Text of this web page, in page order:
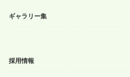
ギャラリー集
採用情報